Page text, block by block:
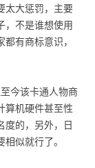
太大惩罚，主要
，不是谁想使用
有商标意识，
今该卡通人物商
算机硬件甚至性
度的，另外，日
似就行了。